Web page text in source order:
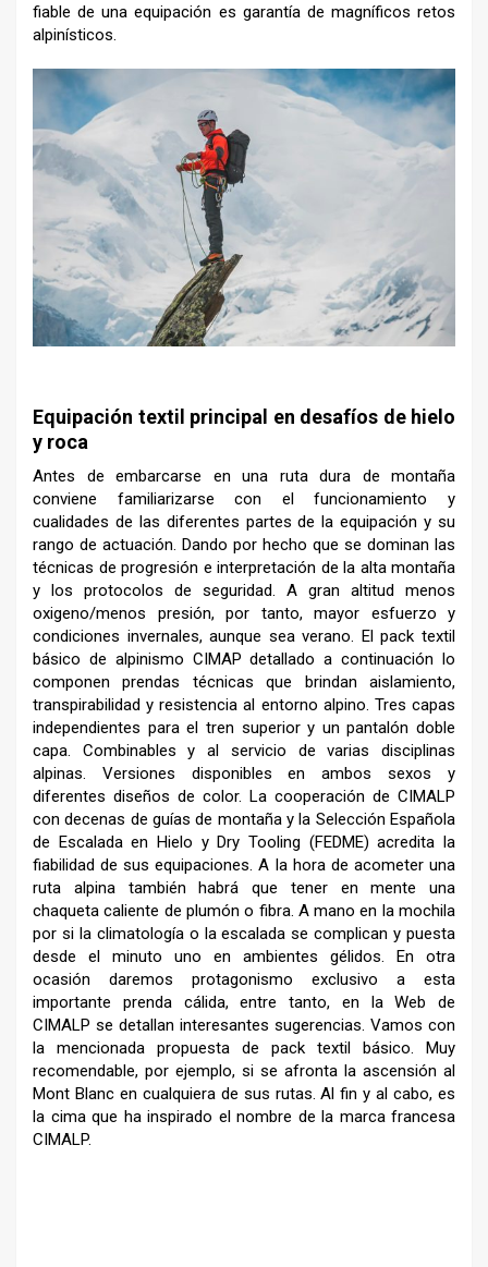
fiable de una equipación es garantía de magníficos retos
alpinísticos.
Equipación textil principal en desafíos de hielo
y roca
Antes de embarcarse en una ruta dura de montaña
conviene familiarizarse con el funcionamiento y
cualidades de las diferentes partes de la equipación y su
rango de actuación. Dando por hecho que se dominan las
técnicas de progresión e interpretación de la alta montaña
y los protocolos de seguridad. A gran altitud menos
oxigeno/menos presión, por tanto, mayor esfuerzo y
condiciones invernales, aunque sea verano. El pack textil
básico de alpinismo CIMAP detallado a continuación lo
componen prendas técnicas que brindan aislamiento,
transpirabilidad y resistencia al entorno alpino. Tres capas
independientes para el tren superior y un pantalón doble
capa. Combinables y al servicio de varias disciplinas
alpinas. Versiones disponibles en ambos sexos y
diferentes diseños de color. La cooperación de CIMALP
con decenas de guías de montaña y la Selección Española
de Escalada en Hielo y Dry Tooling (FEDME) acredita la
fiabilidad de sus equipaciones. A la hora de acometer una
ruta alpina también habrá que tener en mente una
chaqueta caliente de plumón o fibra. A mano en la mochila
por si la climatología o la escalada se complican y puesta
desde el minuto uno en ambientes gélidos. En otra
ocasión daremos protagonismo exclusivo a esta
importante prenda cálida, entre tanto, en la Web de
CIMALP se detallan interesantes sugerencias. Vamos con
la mencionada propuesta de pack textil básico. Muy
recomendable, por ejemplo, si se afronta la ascensión al
Mont Blanc en cualquiera de sus rutas. Al fin y al cabo, es
la cima que ha inspirado el nombre de la marca francesa
CIMALP.